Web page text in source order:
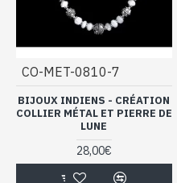
CO-MET-0810-7
BIJOUX INDIENS - CRÉATION
COLLIER MÉTAL ET PIERRE DE
LUNE
28,00€